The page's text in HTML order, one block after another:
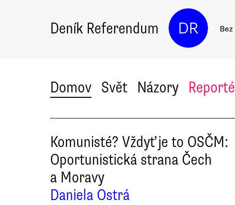
Deník Referendum DR
Domov Svět Názory
Komunisté? Vždyť je to OSČM:
Oportunistická strana Čech
a Moravy
Daniela Ostrá